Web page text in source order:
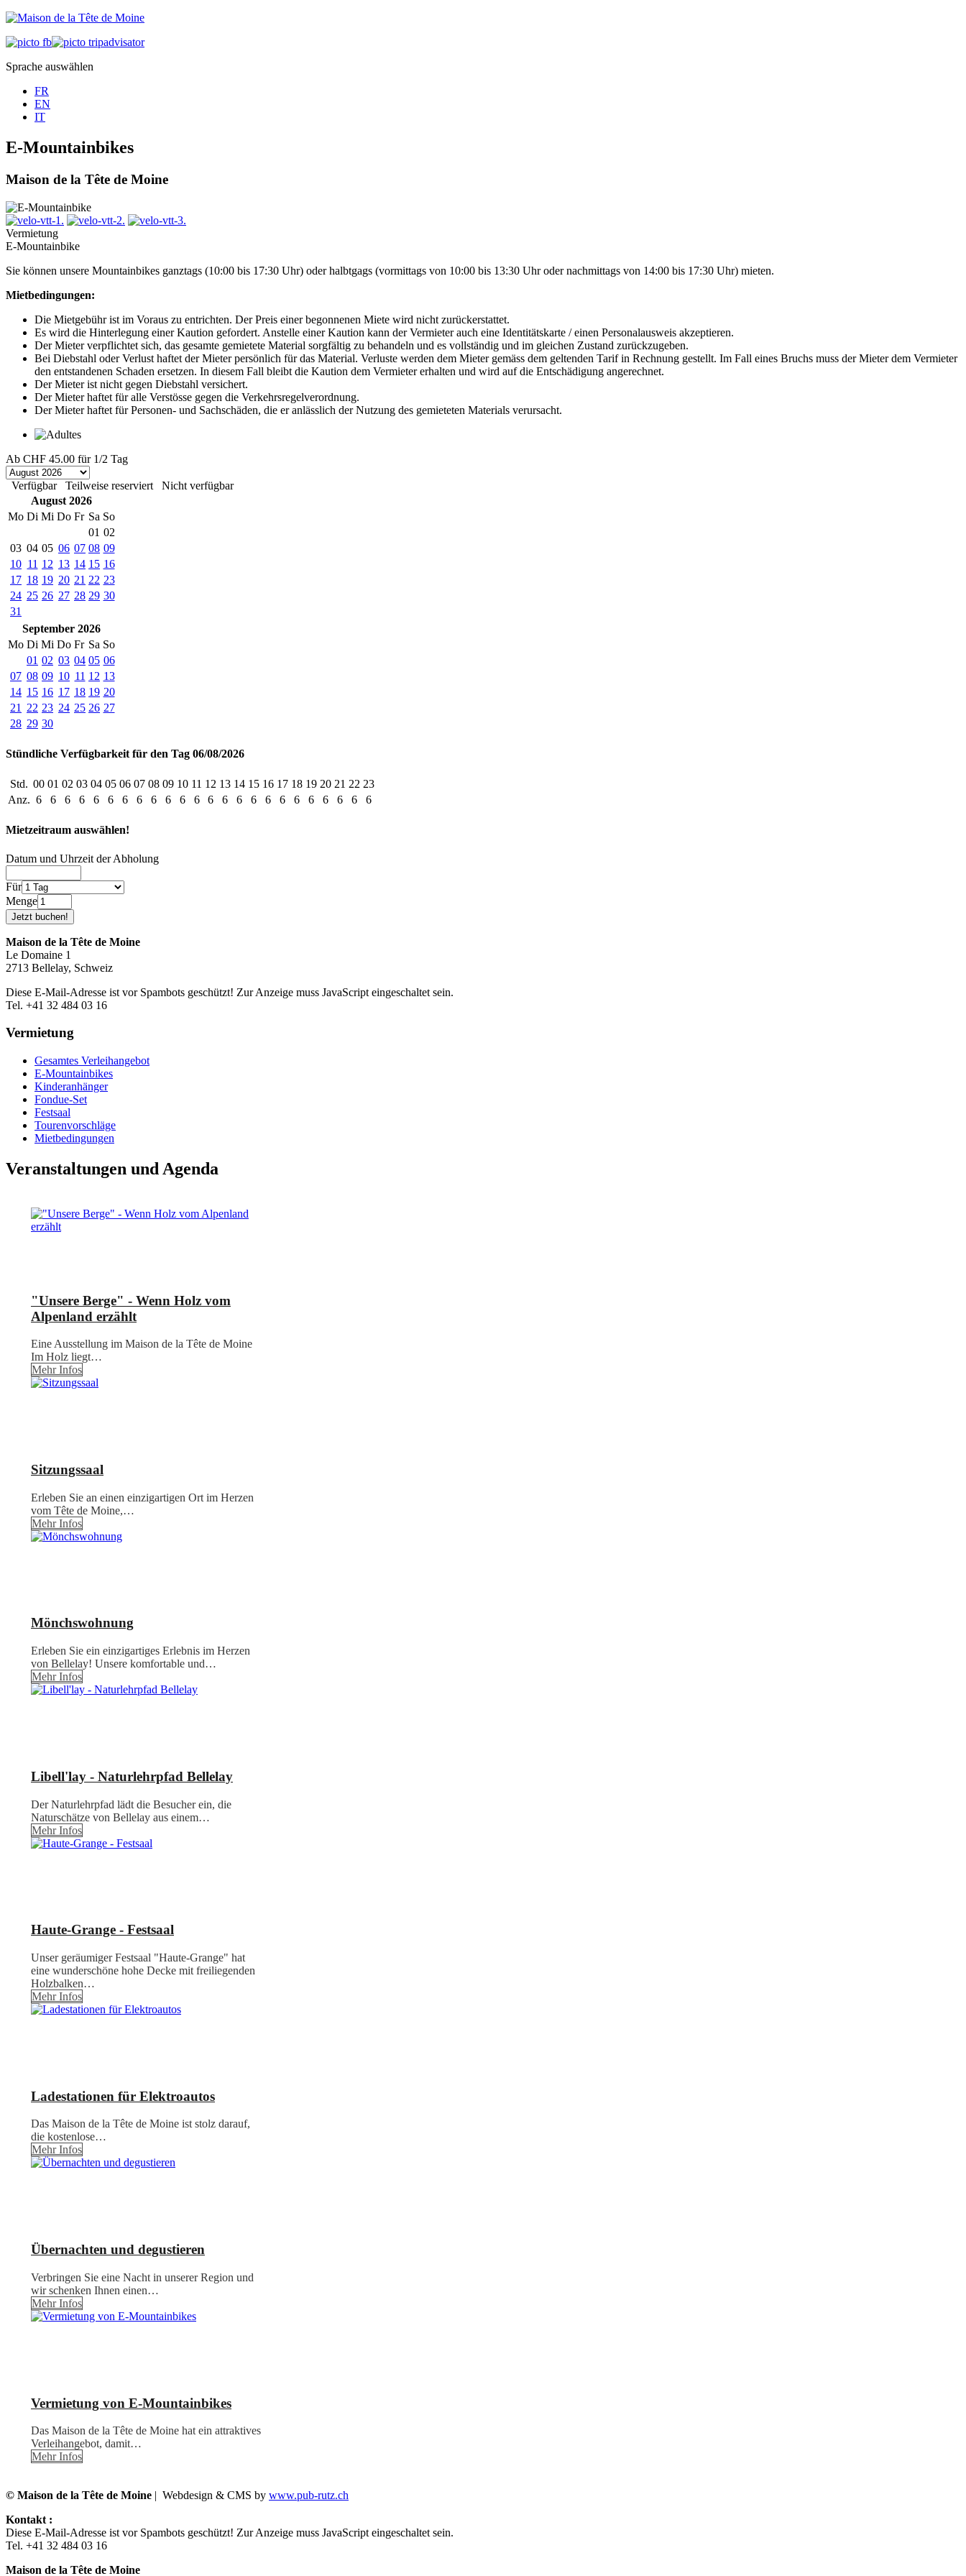
Sprache auswählen
FR
EN
IT
E-Mountainbikes
Maison de la Tête de Moine
Vermietung
E-Mountainbike
Sie können unsere Mountainbikes ganztags (10:00 bis 17:30 Uhr) oder halbtgags (vormittags von 10:00 bis 13:30 Uhr oder nachmittags von 14:00 bis 17:30 Uhr) mieten.
Mietbedingungen:
Die Mietgebühr ist im Voraus zu entrichten. Der Preis einer begonnenen Miete wird nicht zurückerstattet.
Es wird die Hinterlegung einer Kaution gefordert. Anstelle einer Kaution kann der Vermieter auch eine Identitätskarte / einen Personalausweis akzeptieren.
Der Mieter verpflichtet sich, das gesamte gemietete Material sorgfältig zu behandeln und es vollständig und im gleichen Zustand zurückzugeben.
Bei Diebstahl oder Verlust haftet der Mieter persönlich für das Material. Verluste werden dem Mieter gemäss dem geltenden Tarif in Rechnung gestellt. Im Fall eines Bruchs muss der Mieter dem Vermieter
den entstandenen Schaden ersetzen. In diesem Fall bleibt die Kaution dem Vermieter erhalten und wird auf die Entschädigung angerechnet.
Der Mieter ist nicht gegen Diebstahl versichert.
Der Mieter haftet für alle Verstösse gegen die Verkehrsregelverordnung.
Der Mieter haftet für Personen- und Sachschäden, die er anlässlich der Nutzung des gemieteten Materials verursacht.
Ab CHF 45.00 für 1/2 Tag
Verfügbar Teilweise reserviert
Nicht verfügbar
August 2026
Mo Di Mi Do Fr Sa So
01 02
03 04 05 06 07 08 09
10 11 12 13 14 15 16
17 18 19 20 21 22 23
24 25 26 27 28 29 30
31
September 2026
Mo Di Mi Do Fr Sa So
01 02 03 04 05 06
07 08 09 10 11 12 13
14 15 16 17 18 19 20
21
22 23 24 25 26 27
28 29 30
Stündliche Verfügbarkeit für den Tag 06/08/2026
Std. 00 01 02 03 04 05 06 07 08 09 10 11 12 13 14 15 16 17 18 19 20 21 22 23
Anz. 6 6 6 6 6 6 6 6 6 6 6 6 6 6 6 6 6 6 6 6 6 6 6 6
Mietzeitraum auswählen!
Datum und Uhrzeit der Abholung
Für
Menge
Maison de la Tête de Moine
Le Domaine 1
2713 Bellelay, Schweiz
Diese E-Mail-Adresse ist vor Spambots geschützt! Zur Anzeige muss JavaScript eingeschaltet sein.
Tel. +41 32 484 03 16
Vermietung
Gesamtes Verleihangebot
E-Mountainbikes
Kinderanhänger
Fondue-Set
Festsaal
Tourenvorschläge
Mietbedingungen
Veranstaltungen und Agenda
"Unsere Berge" - Wenn Holz vom
Alpenland erzählt
Eine Ausstellung im Maison de la Tête de Moine
Im Holz liegt…
Mehr Infos
Sitzungssaal
Erleben Sie an einen einzigartigen Ort im Herzen
vom Tête de Moine,…
Mehr Infos
Mönchswohnung
Erleben Sie ein einzigartiges Erlebnis im Herzen
von Bellelay! Unsere komfortable und…
Mehr Infos
Libell'lay - Naturlehrpfad Bellelay
Der Naturlehrpfad lädt die Besucher ein, die
Naturschätze von Bellelay aus einem…
Mehr Infos
Haute-Grange - Festsaal
Unser geräumiger Festsaal "Haute-Grange" hat
eine wunderschöne hohe Decke mit freiliegenden
Holzbalken…
Mehr Infos
Ladestationen für Elektroautos
Das Maison de la Tête de Moine ist stolz darauf,
die kostenlose…
Mehr Infos
Übernachten und degustieren
Verbringen Sie eine Nacht in unserer Region und
wir schenken Ihnen einen…
Mehr Infos
Vermietung von E-Mountainbikes
Das Maison de la Tête de Moine hat ein attraktives
Verleihangebot, damit…
Mehr Infos
© Maison de la Tête de Moine | Webdesign & CMS by www.pub-rutz.ch
Kontakt :
Diese E-Mail-Adresse ist vor Spambots geschützt! Zur Anzeige muss JavaScript eingeschaltet sein.
Tel. +41 32 484 03 16
Maison de la Tête de Moine